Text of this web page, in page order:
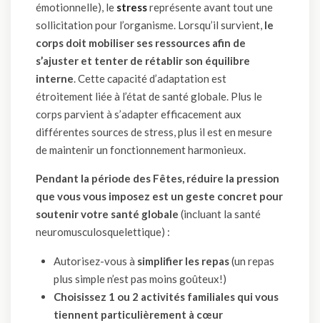
émotionnelle), le stressreprésente avant tout une
sollicitation pour l’organisme. Lorsqu’il survient, le
corps doit mobiliser ses ressources afin de
s’ajuster et tenter de rétablir son équilibre
interne. Cette capacité d’adaptation est
étroitement liée à l’état de santé globale. Plus le
corps parvient à s’adapter efficacement aux
différentes sources de stress, plus il est en mesure
de maintenir un fonctionnement harmonieux.
Pendant la période des Fêtes, réduire la pression
que vous vous imposez est un geste concret pour
soutenir votre santé globale (incluant la santé
neuromusculosquelettique) :
Autorisez-vous à simplifier les repas(un repas
plus simple n’est pas moins goûteux!)
Choisissez 1 ou 2 activités familiales qui vous
tiennent particulièrement à cœur